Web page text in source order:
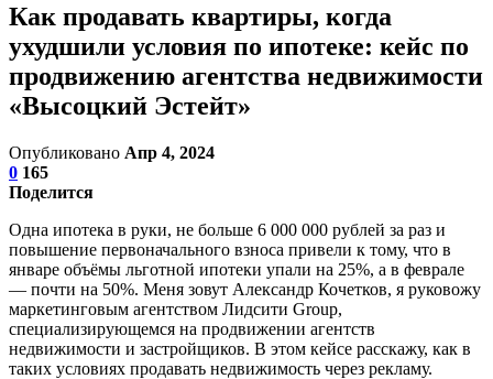
Как продавать квартиры, когда
ухудшили условия по ипотеке: кейс по
продвижению агентства недвижимости
«Высоцкий Эстейт»
Опубликовано Апр 4, 2024
0 165
Поделится
Одна ипотека в руки, не больше 6 000 000 рублей за раз и
повышение первоначального взноса привели к тому, что в
январе объёмы льготной ипотеки упали на 25%, а в феврале
— почти на 50%. Меня зовут Александр Кочетков, я руковожу
маркетинговым агентством Лидсити Group,
специализирующемся на продвижении агентств
недвижимости и застройщиков. В этом кейсе расскажу, как в
таких условиях продавать недвижимость через рекламу.